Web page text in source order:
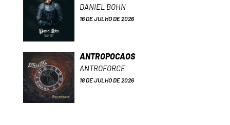
DANIEL BOHN
16 DE JULHO DE 2026
ANTROPOCAOS
ANTROFORCE
18 DE JULHO DE 2026